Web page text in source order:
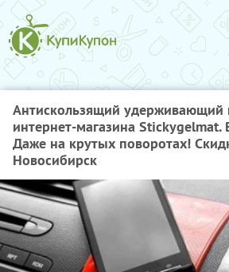
Антискользящий удерживающий
интернет-магазина Stickygelmat.
Даже на крутых поворотах!
Новосибирск